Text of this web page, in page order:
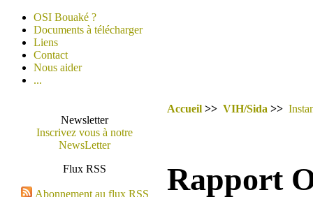
OSI Bouaké ?
Documents à télécharger
Liens
Contact
Nous aider
...
Newsletter
Inscrivez vous à notre
NewsLetter
Flux RSS
Abonnement au flux RSS
Accueil >> VIH/Sida >>
Rapport